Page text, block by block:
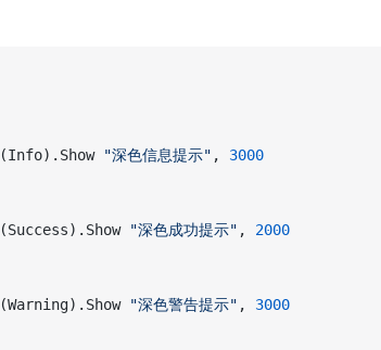
(Info).Show "深色信息提示" , 3000
(Success).Show "深色成功提示" , 2000
(Warning).Show "深色警告提示" , 3000